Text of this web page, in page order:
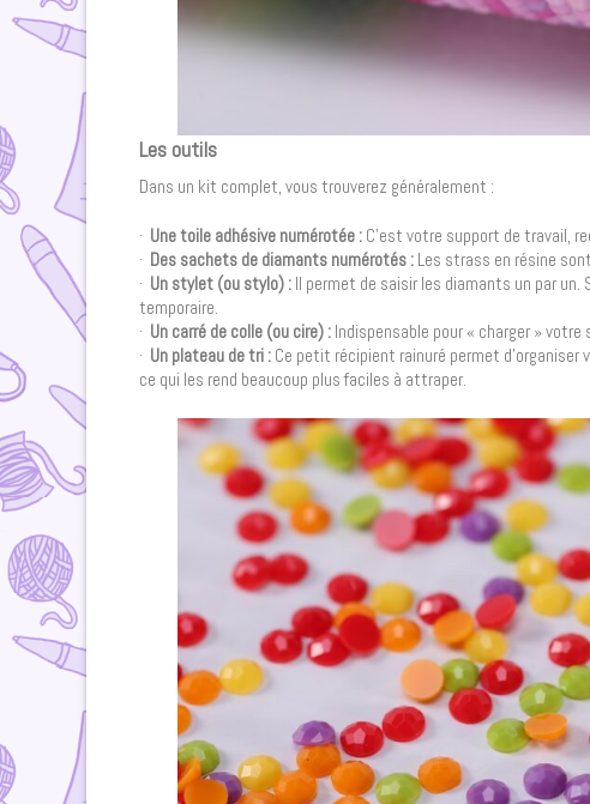
Les outils
Dans un kit complet, vous trouverez généralement :
· Une toile adhésive numérotée : C’est votre support de travail,
· Des sachets de diamants numérotés : Les strass en résine
· Un stylet (ou stylo) : Il permet de saisir les diamants un par
temporaire.
· Un carré de colle (ou cire) : Indispensable pour « charger »
· Un plateau de tri : Ce petit récipient rainuré permet
ce qui les rend beaucoup plus faciles à attraper.